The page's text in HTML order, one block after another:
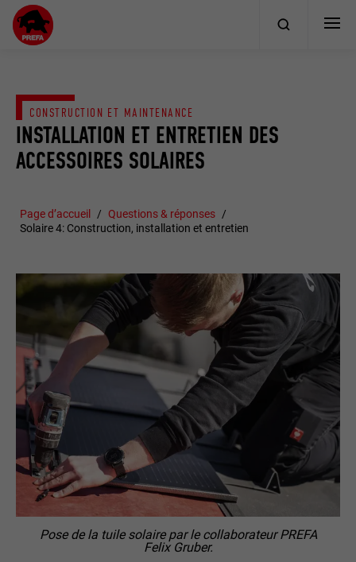
INSTALLATION ET ENTRETIEN DES
ACCESSOIRES SOLAIRES
CONSTRUCTION ET MAINTENANCE
Page d’accueil
Questions & réponses
Solaire 4: Construction, installation et entretien
Pose de la tuile solaire par le collaborateur PREFA
Felix Gruber.